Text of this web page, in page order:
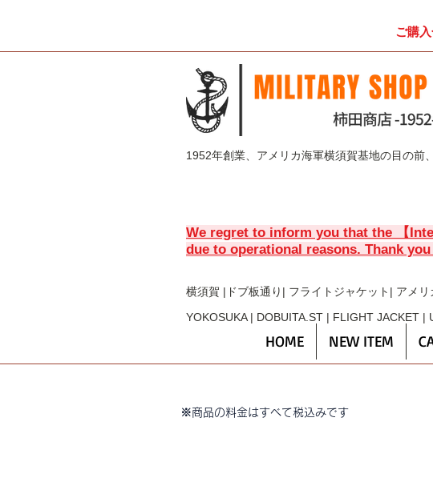
ご購
1952年創業、アメリカ海軍横須賀基地の目の前
We regret to inform you that the 【
due to operational reasons. Thank
横須賀 |ドブ板通り| フライト ジャケット| アメ
YOKOSUKA | DOBUITA.ST | FLIGHT JACKET
HOME NEW ITEM
※商品の料金はすべて税込みです